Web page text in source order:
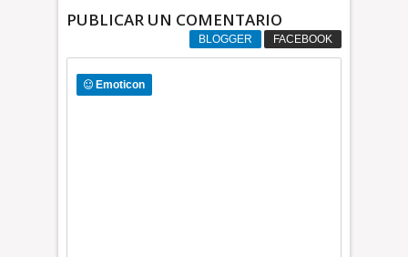
PUBLICAR UN COMENTARIO
BLOGGER FACEBOOK
Emoticon